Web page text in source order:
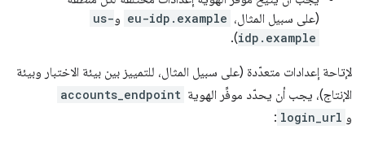
(على سبيل المثال، eu-idp.example وus-
idp.example
).
لإتاحة إعدادات متعدّدة (على سبيل المثال، للتمييز بين بيئة الاختبار وبيئة
الإنتاج)، يجب أن يحدّد موفِّر الهوية accounts_endpoint
و login_url
: